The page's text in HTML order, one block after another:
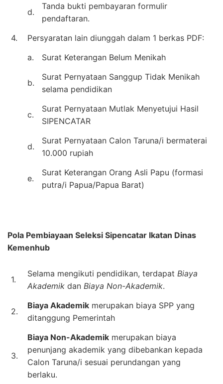
d.
Tanda bukti pembayaran formulir
pendaftaran.
4.
Persyaratan lain diunggah dalam 1 berkas PDF:
a.
Surat Keterangan Belum Menikah
b.
Surat Pernyataan Sanggup Tidak Menikah
selama pendidikan
c.
Surat Pernyataan Mutlak Menyetujui Hasil
SIPENCATAR
d.
Surat Pernyataan Calon Taruna/i bermaterai
10.000 rupiah
e.
Surat Keterangan Orang Asli Papu (formasi
putra/i Papua/Papua Barat)
Pola Pembiayaan Seleksi Sipencatar Ikatan Dinas
Kemenhub
1.
Selama mengikuti pendidikan, terdapat Biaya
Akademik dan Biaya Non-Akademik.
2.
Biaya Akademik merupakan biaya SPP yang
ditanggung Pemerintah
3.
Biaya Non-Akademik merupakan biaya
penunjang akademik yang dibebankan kepada
Calon Taruna/i sesuai perundangan yang
berlaku.